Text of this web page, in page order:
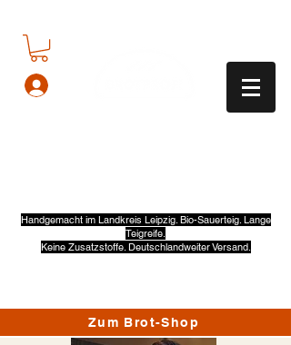
Handgemacht im Landkreis Leipzig. Bio-Sauerteig. Lange
Teigreife.
Keine Zusatzstoffe. Deutschlandweiter Versand.
Zum Brot-Shop